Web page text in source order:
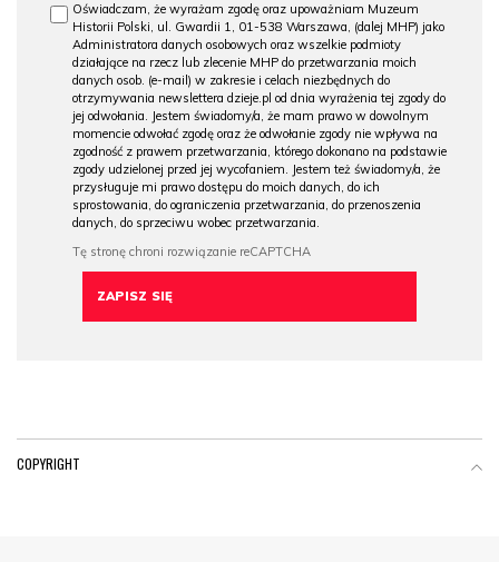
Oświadczam, że wyrażam zgodę oraz upoważniam Muzeum
Historii Polski, ul. Gwardii 1, 01-538 Warszawa, (dalej MHP) jako
Administratora danych osobowych oraz wszelkie podmioty
działające na rzecz lub zlecenie MHP do przetwarzania moich
danych osob. (e-mail) w zakresie i celach niezbędnych do
otrzymywania newslettera dzieje.pl od dnia wyrażenia tej zgody do
jej odwołania. Jestem świadomy/a, że mam prawo w dowolnym
momencie odwołać zgodę oraz że odwołanie zgody nie wpływa na
zgodność z prawem przetwarzania, którego dokonano na podstawie
zgody udzielonej przed jej wycofaniem. Jestem też świadomy/a, że
przysługuje mi prawo dostępu do moich danych, do ich
sprostowania, do ograniczenia przetwarzania, do przenoszenia
danych, do sprzeciwu wobec przetwarzania.
COPYRIGHT